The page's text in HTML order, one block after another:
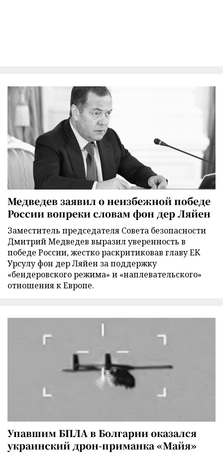
Медведев заявил о неизбежной победе
России вопреки словам фон дер Ляйен
Заместитель председателя Совета безопасности
Дмитрий Медведев выразил уверенность в
победе России, жестко раскритиковав главу ЕК
Урсулу фон дер Ляйен за поддержку
«бендеровского режима» и «наплевательского»
отношения к Европе.
Упавшим БПЛА в Болгарии оказался
украинский дрон-приманка «Майя»